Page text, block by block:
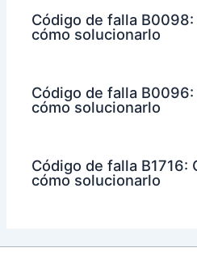
Código de falla
cómo solucionarlo
Código de falla
cómo solucionarlo
Código de falla B1716:
cómo solucionarlo